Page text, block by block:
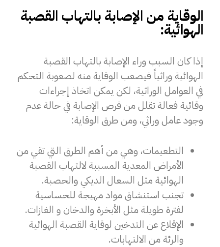
الوقاية من الإصابة بالتهاب القصبة
الهوائية:
إذا كان السبب وراء الإصابة بالتهاب القصبة
الهوائية وراثياً فيصعب الوقاية منه لصعوبة التحكم
في العوامل الوراثية، لكن يمكن اتخاذ إجراءات
وقائية فعالة تقلل من فرص الإصابة في حالة عدم
وجود عامل وراثي، ومن طرق الوقاية:
التطعيمات، وهي من أهم الطرق التي تقي من
الأمراض المعدية المسببة لالتهاب القصبة
الهوائية مثل السعال الديكي والحصبة.
تجنب استنشاق مواد مهيجة للحساسية
لفترة طويلة مثل الأبخرة والدخان و الغازات.
الإقلاع عن التدخين لوقاية القصبة الهوائية
والرئة من الالتهابات.